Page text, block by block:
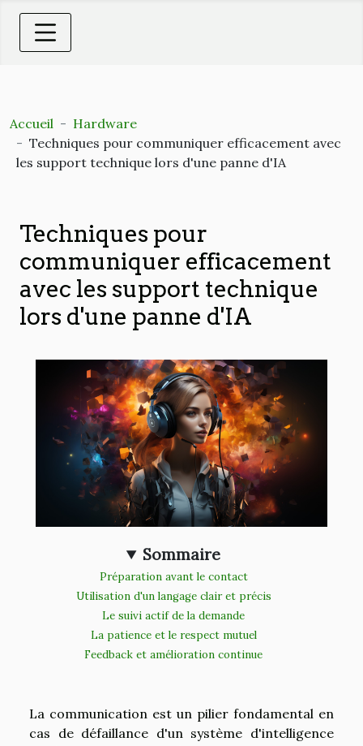
Accueil
Hardware
Techniques pour communiquer efficacement avec
les support technique lors d'une panne d'IA
Techniques pour
communiquer efficacement
avec les support technique
lors d'une panne d'IA
Sommaire
Préparation avant le contact
Utilisation d'un langage clair et précis
Le suivi actif de la demande
La patience et le respect mutuel
Feedback et amélioration continue
La communication est un pilier fondamental en
cas de défaillance d'un système d'intelligence